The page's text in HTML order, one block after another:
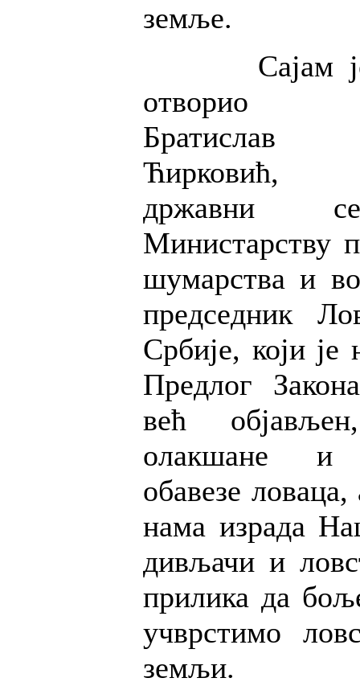
земље.
Сајам
отворио
Братислав
Ћирковић,
државни
Министарству
шумарства и
председник
Србије, који је
Предлог
већ
олакшане и
обавезе
нама израда
дивљачи и
прилика да
учврстимо
земљи.